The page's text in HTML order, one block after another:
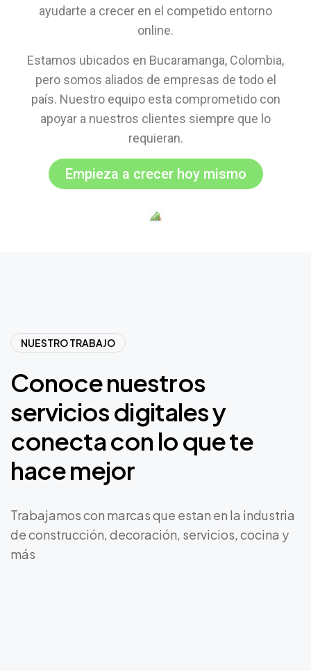
ayudarte a crecer en el competido entorno
online.
Estamos ubicados en Bucaramanga, Colombia,
pero somos aliados de empresas de todo el
país. Nuestro equipo esta comprometido con
apoyar a nuestros clientes siempre que lo
requieran.
Empieza a crecer hoy mismo
NUESTRO TRABAJO
Conocenuestros
serviciosdigitalesy
conectaconloquete
hacemejor
Trabajamos con marcas que estan en la industria
de construcción, decoración, servicios, cocina y
más